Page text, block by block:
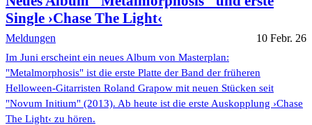
Single ›Chase The Light‹
Meldungen 10 Febr. 26
Im Juni erscheint ein neues Album von Masterplan:
"Metalmorphosis" ist die erste Platte der Band der früheren
Helloween-Gitarristen Roland Grapow mit neuen Stücken seit
"Novum Initium" (2013). Ab heute ist die erste Auskopplung ›Chase
The Light‹ zu hören.